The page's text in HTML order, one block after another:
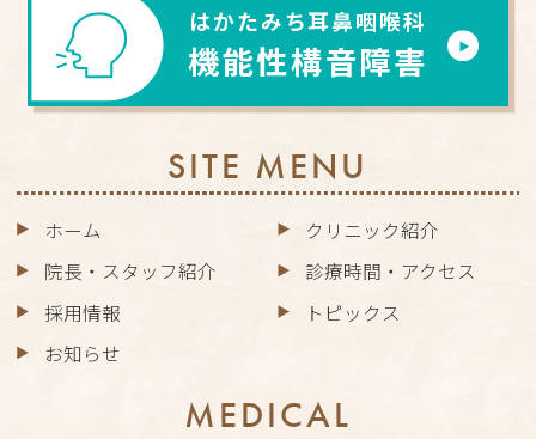
はかたみち耳鼻咽喉科
機能性構音障害
SITE MENU
ホーム
クリニック紹介
院長・スタッフ紹介
診療時間・アクセス
採用情報
トピックス
お知らせ
MEDICAL